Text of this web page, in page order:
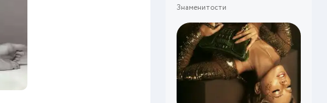
Знаменитости